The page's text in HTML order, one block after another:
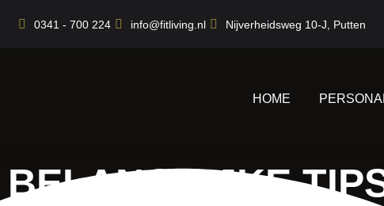
naar
0341 - 700 224 info@fitliving.nl Nijverheidsweg 10-J, Putten
HOME
BELANGRIJKE